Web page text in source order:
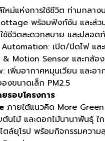
หม่แห่งการใช้ชีวิต ท่ามกลา
พร้อมฟังก์ชัน และส่ว
ช้ชีวิตสะดวกสบาย และปลอด
เปิด/ปิดไฟ แล
Motion Sensor และกล้อง
เพิ่มอากาศหมุนเวียน และอ
งขนาดเล็ก PM2.5
รอบโครงการ
ภายใต้แนวคิด More
นไม้ และดอกไม้นานาพันธุ์
ไตล์ยุโรป พร้อมกิจกรรมคว